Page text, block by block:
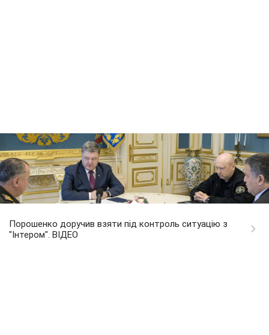
Порошенко доручив взяти під контроль ситуацію з
"Інтером". ВІДЕО